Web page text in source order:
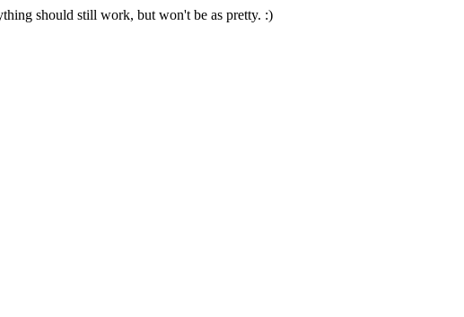
should still work, but won't be as pretty. :)